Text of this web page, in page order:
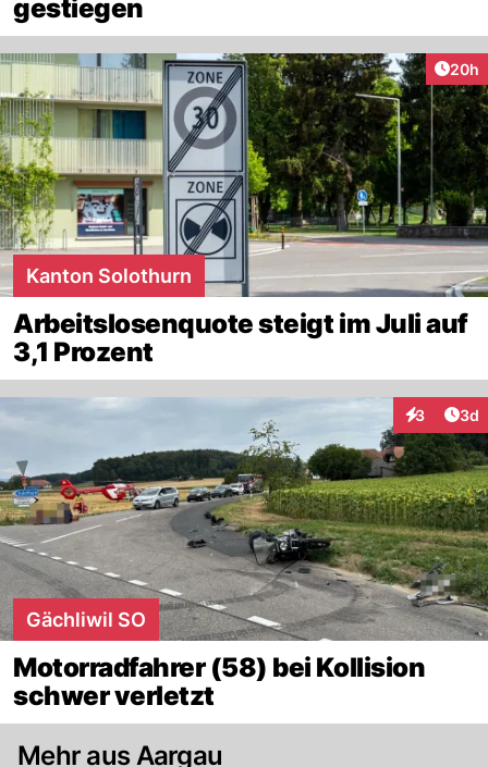
gestiegen
20h
Kanton Solothurn
Arbeitslosenquote steigt im Juli auf
3,1 Prozent
3 3d
Gächliwil SO
Motorradfahrer (58) bei Kollision
schwer verletzt
Mehr aus Aargau